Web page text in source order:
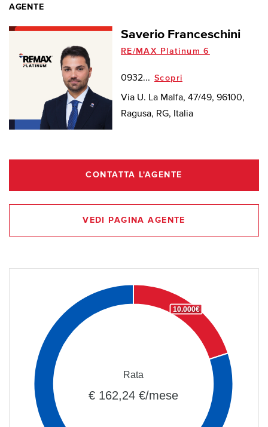
AGENTE
Saverio Franceschini
RE/MAX Platinum 6
0932... Scopri
Via U. La Malfa, 47/49, 96100,
Ragusa, RG, Italia
CONTATTA L'AGENTE
VEDI PAGINA AGENTE
10.000€
Rata
€ 162,24 €/mese